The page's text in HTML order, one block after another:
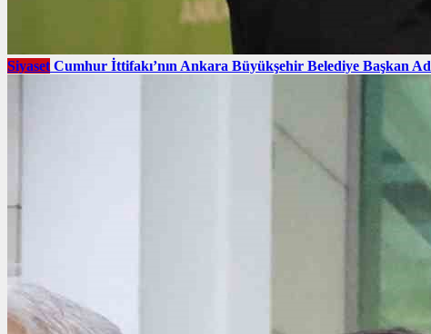
Siyaset Cumhur İttifakı’nın Ankara Büyükşehir Belediye Başkan